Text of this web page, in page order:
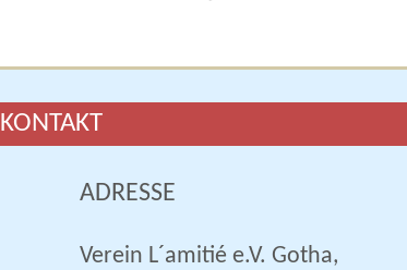
KONTAKT
ADRESSE
Verein L´amitié e.V. Gotha,